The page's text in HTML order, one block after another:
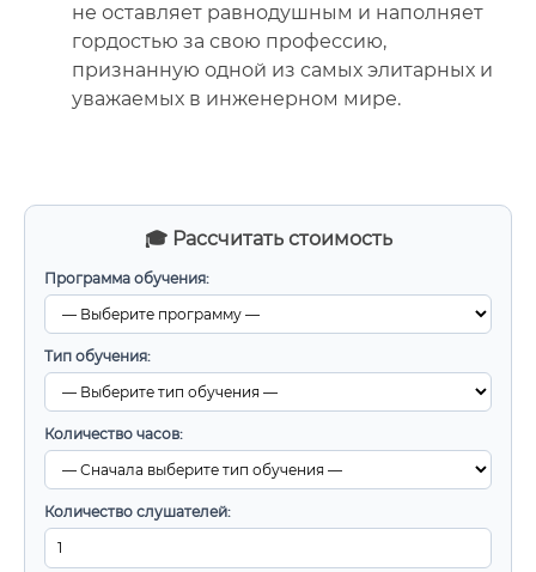
🎓 Рассчитать стоимость
Программа обучения:
Тип обучения:
Количество часов:
Количество слушателей:
не оставляет равнодушным и наполняет
гордостью за свою профессию,
признанную одной из самых элитарных и
уважаемых в инженерном мире.